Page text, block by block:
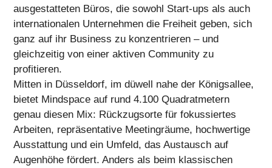
ausgestatteten Büros, die sowohl Start-ups als auch
internationalen Unternehmen die Freiheit geben, sich
ganz auf ihr Business zu konzentrieren – und
gleichzeitig von einer aktiven Community zu
profitieren.
Mitten in Düsseldorf, im düwell nahe der Königsallee,
bietet Mindspace auf rund 4.100 Quadratmetern
genau diesen Mix: Rückzugsorte für fokussiertes
Arbeiten, repräsentative Meetingräume, hochwertige
Ausstattung und ein Umfeld, das Austausch auf
Augenhöhe fördert. Anders als beim klassischen